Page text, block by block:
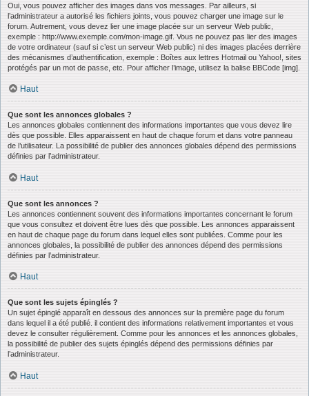
Oui, vous pouvez afficher des images dans vos messages. Par ailleurs, si
l’administrateur a autorisé les fichiers joints, vous pouvez charger une image sur le
forum. Autrement, vous devez lier une image placée sur un serveur Web public,
exemple : http://www.exemple.com/mon-image.gif. Vous ne pouvez pas lier des images
de votre ordinateur (sauf si c’est un serveur Web public) ni des images placées derrière
des mécanismes d’authentification, exemple : Boîtes aux lettres Hotmail ou Yahoo!, sites
protégés par un mot de passe, etc. Pour afficher l’image, utilisez la balise BBCode [img].
Haut
Que sont les annonces globales ?
Les annonces globales contiennent des informations importantes que vous devez lire
dès que possible. Elles apparaissent en haut de chaque forum et dans votre panneau
de l’utilisateur. La possibilité de publier des annonces globales dépend des permissions
définies par l’administrateur.
Haut
Que sont les annonces ?
Les annonces contiennent souvent des informations importantes concernant le forum
que vous consultez et doivent être lues dès que possible. Les annonces apparaissent
en haut de chaque page du forum dans lequel elles sont publiées. Comme pour les
annonces globales, la possibilité de publier des annonces dépend des permissions
définies par l’administrateur.
Haut
Que sont les sujets épinglés ?
Un sujet épinglé apparaît en dessous des annonces sur la première page du forum
dans lequel il a été publié. il contient des informations relativement importantes et vous
devez le consulter régulièrement. Comme pour les annonces et les annonces globales,
la possibilité de publier des sujets épinglés dépend des permissions définies par
l’administrateur.
Haut